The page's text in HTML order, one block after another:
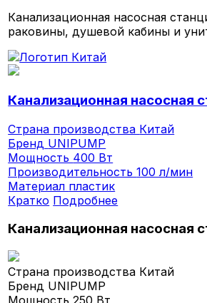
Канализационная насосная
раковины, душевой кабины и
Канализационная насосная
Страна производства Китай
Бренд UNIPUMP
Мощность 400 Вт
Производительность100 л/мин
Материал пластик
Кратко Подробнее
Канализационная насосная
Страна производства Китай
Бренд UNIPUMP